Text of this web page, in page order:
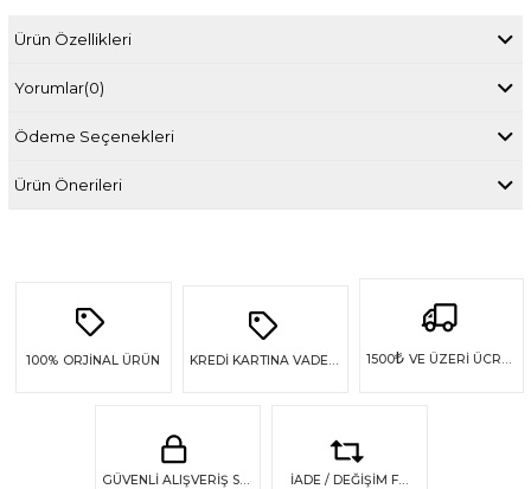
Ürün Özellikleri
Yorumlar(0)
Ödeme Seçenekleri
Ürün Önerileri
100% ORJİNAL ÜRÜN 1500₺ VE ÜZERİ ÜCRETSİZ KARGO
GÜVENLİ ALIŞVERİŞ SSL GÜVENLİĞİ İADE / DEĞİŞİM FIRSATI